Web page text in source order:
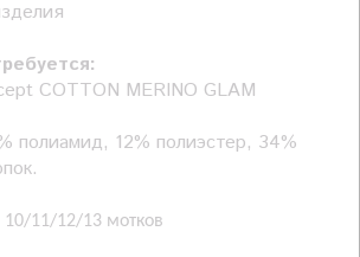
COTTON MERINO GLAM
полиамид, 12% полиэстер, 34%
10/11/12/13 мотков